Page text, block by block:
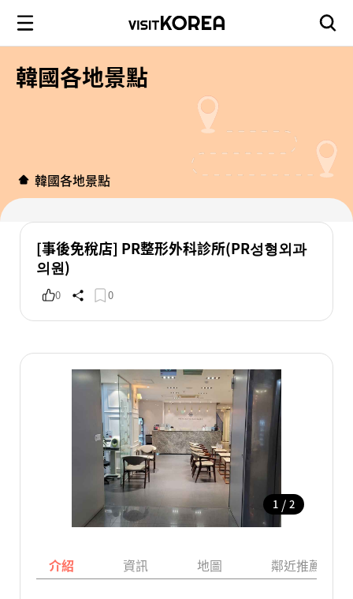
韓國各地景點
韓國各地景點
[事後免稅店] PR整形外科診所(PR성형외과
의원)
0 0
1 / 2
介紹 資訊 地圖 鄰近推薦景點